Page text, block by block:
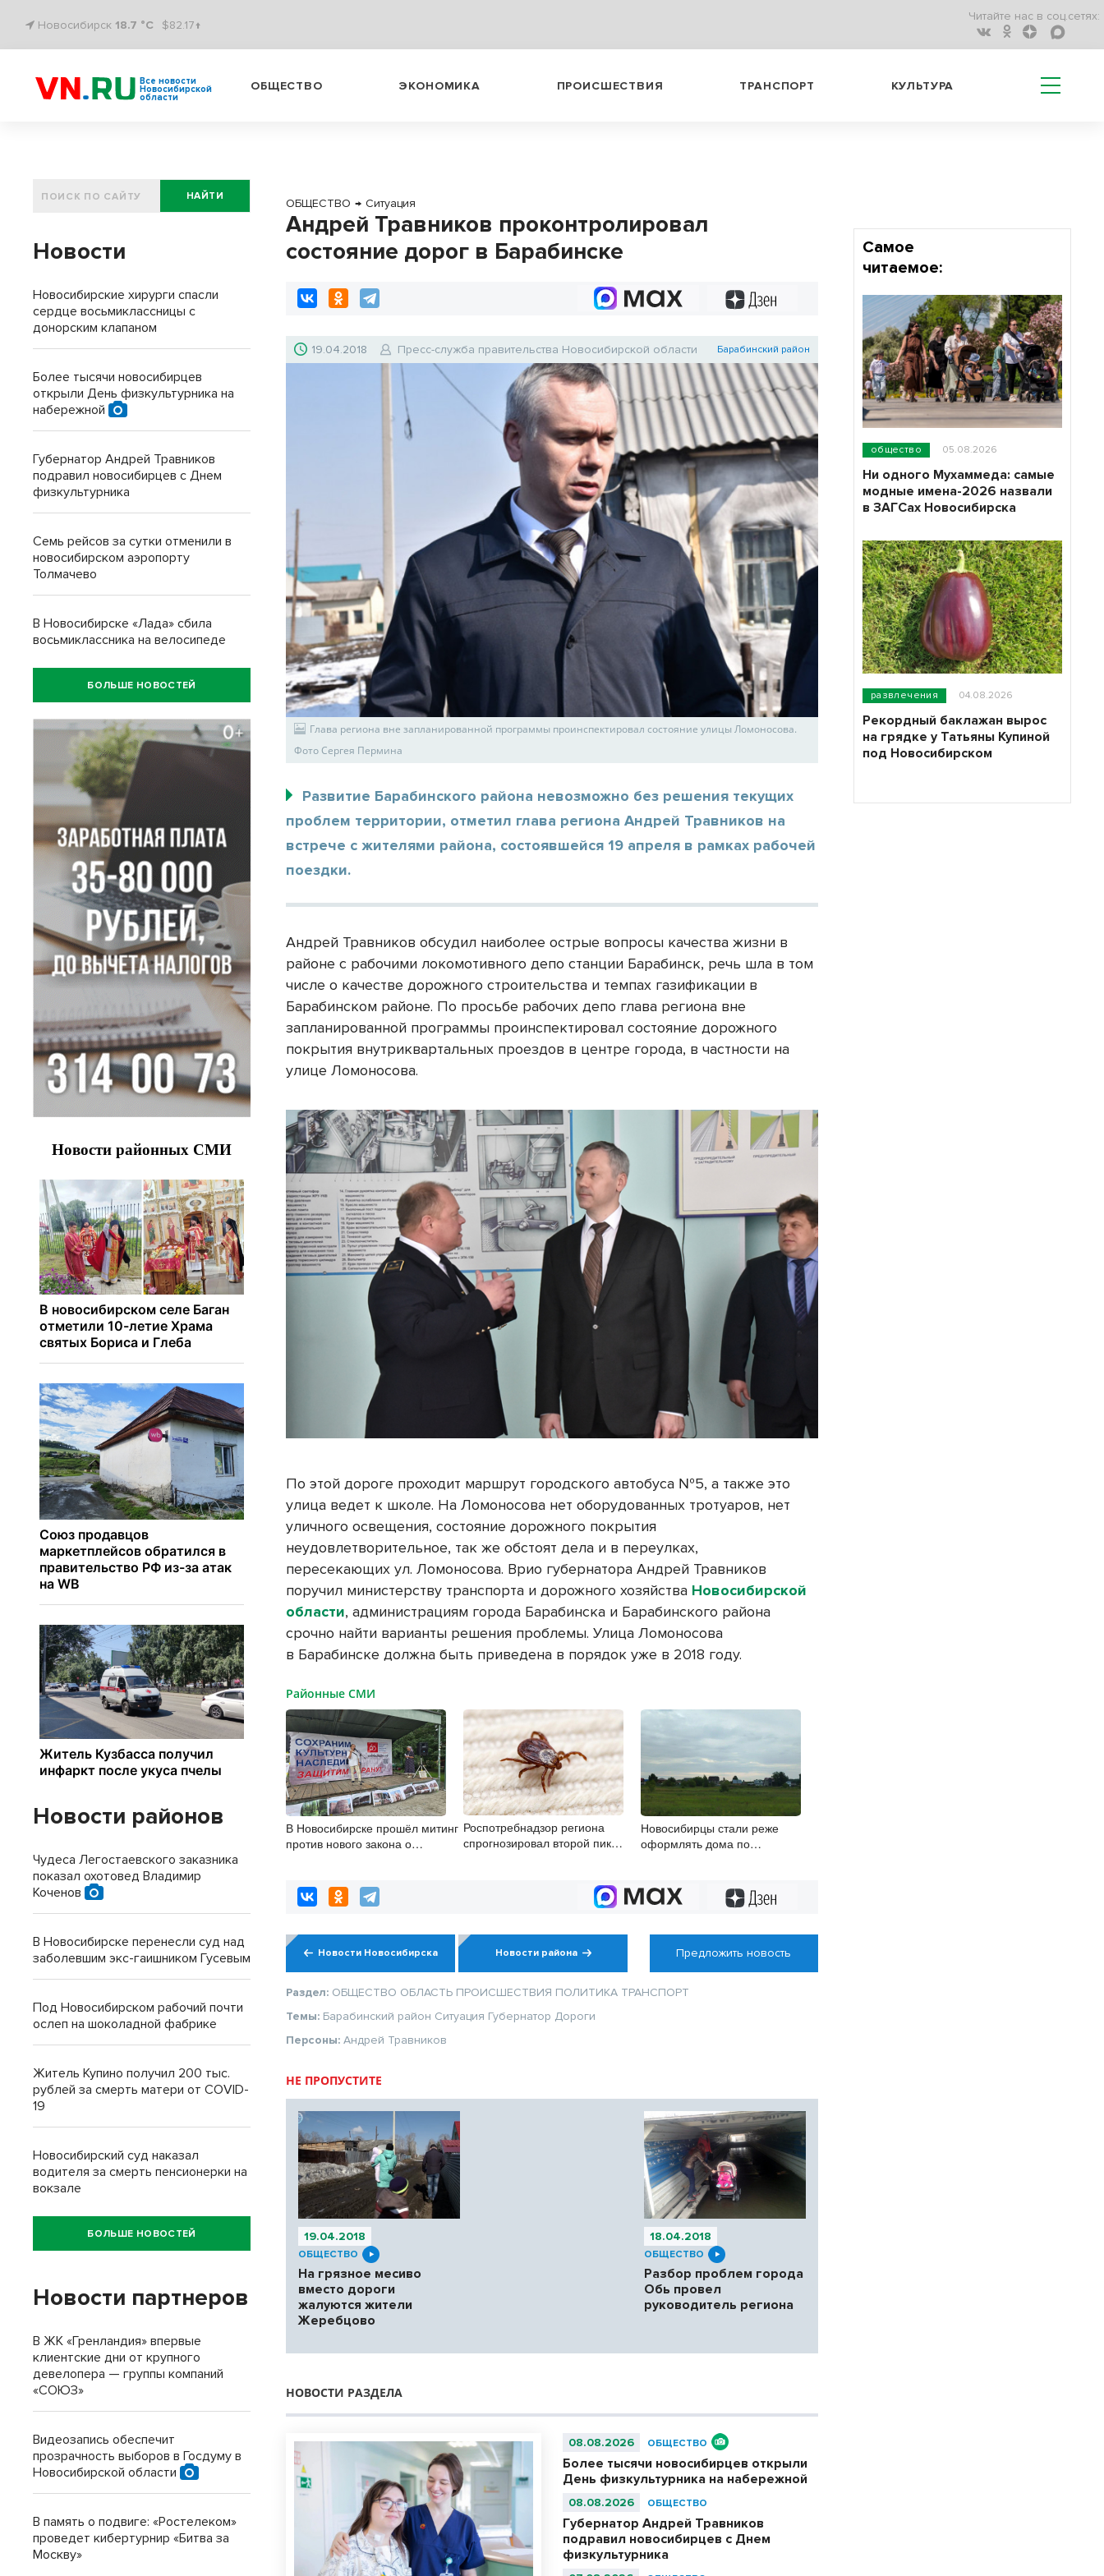
Новосибирск 18.7 °C $82.17↑
Читайте нас в соц.сетях:
Все новости
Новосибирской
области
ОБЩЕСТВО ЭКОНОМИКА ПРОИСШЕСТВИЯ ТРАНСПОРТ КУЛЬТУРА
ОБЩЕСТВО → Ситуация
Андрей Травников проконтролировал
состояние дорог в Барабинске
19.04.2018 Пресс-служба правительства Новосибирской области Барабинский район
Глава региона вне запланированной программы проинспектировал состояние улицы Ломоносова.
Фото Сергея Пермина
Развитие Барабинского района невозможно без решения текущих
проблем территории, отметил глава региона Андрей Травников на
встрече с жителями района, состоявшейся 19 апреля в рамках рабочей
поездки.
Андрей Травников обсудил наиболее острые вопросы качества жизни в
районе с рабочими локомотивного депо станции Барабинск, речь шла в том
числе о качестве дорожного строительства и темпах газификации в
Барабинском районе. По просьбе рабочих депо глава региона вне
запланированной программы проинспектировал состояние дорожного
покрытия внутриквартальных проездов в центре города, в частности на
улице Ломоносова.
По этой дороге проходит маршрут городского автобуса №5, а также это
улица ведет к школе. На Ломоносова нет оборудованных тротуаров, нет
уличного освещения, состояние дорожного покрытия
неудовлетворительное, так же обстоят дела и в переулках,
пересекающих ул. Ломоносова. Врио губернатора Андрей Травников
поручил министерству транспорта и дорожного хозяйства Новосибирской
области, администрациям города Барабинска и Барабинского района
срочно найти варианты решения проблемы. Улица Ломоносова
в Барабинске должна быть приведена в порядок уже в 2018 году.
Районные СМИ
В Новосибирске прошёл митинг
против нового закона о
Роспотребнадзор региона
спрогнозировал второй пик
Новосибирцы стали реже
оформлять дома по
Новости Новосибирска Новости района Предложить новость
Раздел: ОБЩЕСТВО ОБЛАСТЬ ПРОИСШЕСТВИЯ ПОЛИТИКА ТРАНСПОРТ
Темы: Барабинский район Ситуация Губернатор Дороги
Персоны:Андрей Травников
НЕ ПРОПУСТИТЕ
19.04.2018
ОБЩЕСТВО
На грязное месиво
вместо дороги
жалуются жители
Жеребцово
18.04.2018
ОБЩЕСТВО
Разбор проблем города
Обь провел
руководитель региона
НОВОСТИ РАЗДЕЛА
08.08.2026 ОБЩЕСТВО
Более тысячи новосибирцев открыли
День физкультурника на набережной
08.08.2026 ОБЩЕСТВО
Губернатор Андрей Травников
подравил новосибирцев с Днем
физкультурника
НАЙТИ
Новости
Новосибирские хирурги спасли
сердце восьмиклассницы с
донорским клапаном
Более тысячи новосибирцев
открыли День физкультурника на
набережной
Губернатор Андрей Травников
подравил новосибирцев с Днем
физкультурника
Семь рейсов за сутки отменили в
новосибирском аэропорту
Толмачево
В Новосибирске «Лада» сбила
восьмиклассника на велосипеде
БОЛЬШЕ НОВОСТЕЙ
Новости районов
Чудеса Легостаевского заказника
показал охотовед Владимир
Коченов
В Новосибирске перенесли суд над
заболевшим экс-гаишником Гусевым
Под Новосибирском рабочий почти
ослеп на шоколадной фабрике
Житель Купино получил 200 тыс.
рублей за смерть матери от COVID-
19
Новосибирский суд наказал
водителя за смерть пенсионерки на
вокзале
БОЛЬШЕ НОВОСТЕЙ
Новости партнеров
В ЖК «Гренландия» впервые
клиентские дни от крупного
девелопера — группы компаний
«СОЮЗ»
Видеозапись обеспечит
прозрачность выборов в Госдуму в
Новосибирской области
В память о подвиге: «Ростелеком»
проведет кибертурнир «Битва за
Москву»
Самое
читаемое:
общество 05.08.2026
Ни одного Мухаммеда: самые
модные имена-2026 назвали
в ЗАГСах Новосибирска
развлечения 04.08.2026
Рекордный баклажан вырос
на грядке у Татьяны Купиной
под Новосибирском